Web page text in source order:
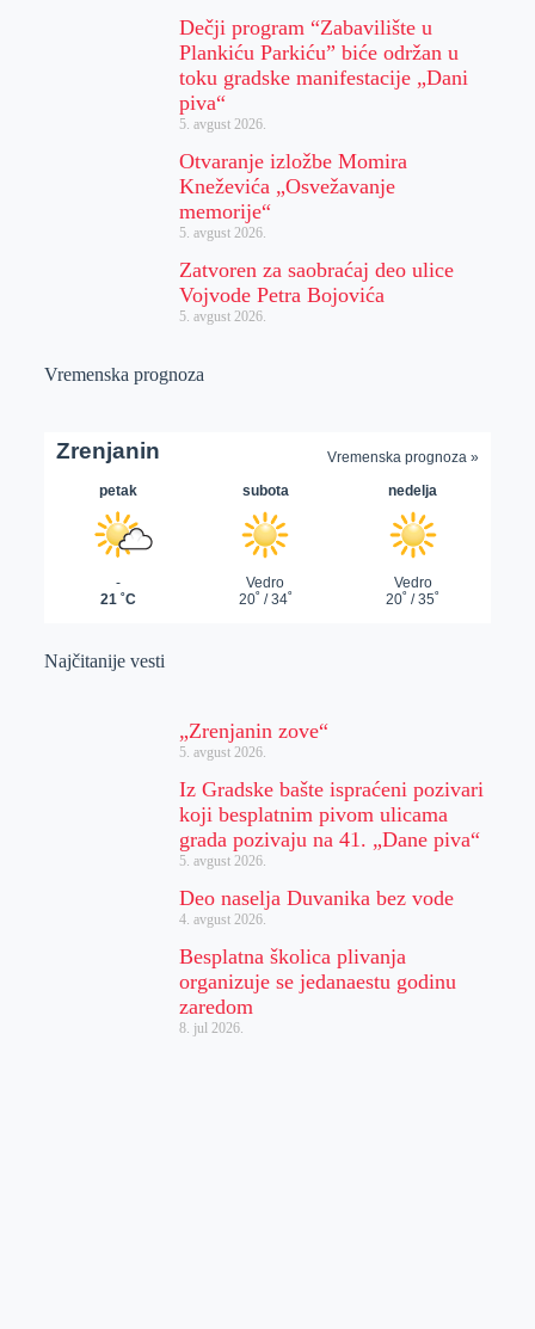
Dečji program “Zabavilište u
Plankiću Parkiću” biće održan u
toku gradske manifestacije „Dani
piva“
5. avgust 2026.
Otvaranje izložbe Momira
Kneževića „Osvežavanje
memorije“
5. avgust 2026.
Zatvoren za saobraćaj deo ulice
Vojvode Petra Bojovića
5. avgust 2026.
Vremenska prognoza
Najčitanije vesti
„Zrenjanin zove“
5. avgust 2026.
Iz Gradske bašte ispraćeni pozivari
koji besplatnim pivom ulicama
grada pozivaju na 41. „Dane piva“
5. avgust 2026.
Deo naselja Duvanika bez vode
4. avgust 2026.
Besplatna školica plivanja
organizuje se jedanaestu godinu
zaredom
8. jul 2026.